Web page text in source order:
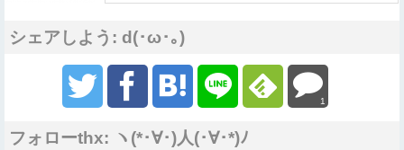
シェアしよう: d(･ω･｡)
1
フォローthx: ヽ(*･∀･)人(･∀･*)ﾉ